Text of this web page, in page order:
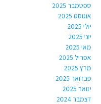
ספטמבר 2025
אוגוסט 2025
יולי 2025
יוני 2025
מאי 2025
אפריל 2025
מרץ 2025
פברואר 2025
ינואר 2025
דצמבר 2024